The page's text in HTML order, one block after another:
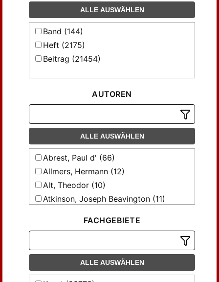
ALLE AUSWÄHLEN
Band (144)
Heft (2175)
Beitrag (21454)
AUTOREN
ALLE AUSWÄHLEN
Abrest, Paul d' (66)
Allmers, Hermann (12)
Alt, Theodor (10)
Atkinson, Joseph Beavington (11)
Baldass, Ludwig (12)
Becker, F. (9)
Bergau, R. (37)
FACHGEBIETE
ALLE AUSWÄHLEN